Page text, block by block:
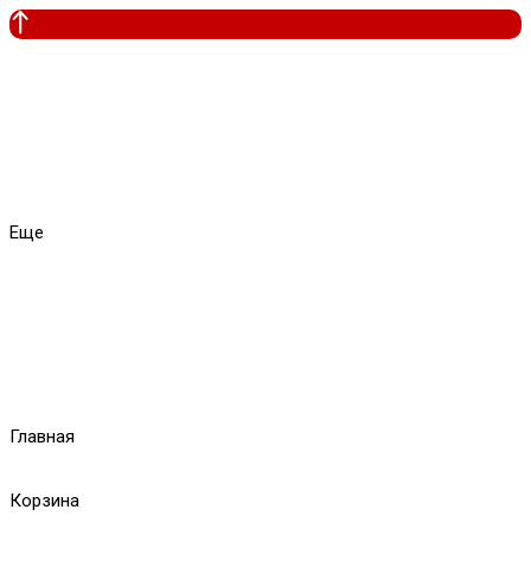
Еще
Главная
Корзина